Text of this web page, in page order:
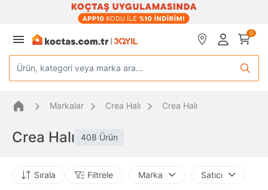
0
Ürün, kategori veya marka ara...
Markalar Crea Halı Crea Halı
Crea Halı 408 Ürün
Sırala Filtrele Marka Satıcı